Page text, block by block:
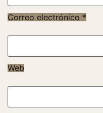
Correo electrónico *
Web